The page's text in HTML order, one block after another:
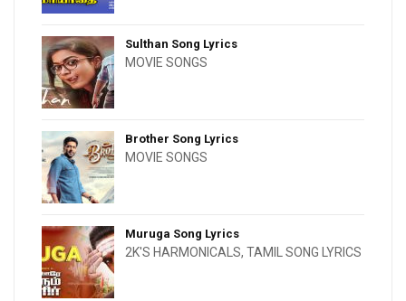
Sulthan Song Lyrics
MOVIE SONGS
Brother Song Lyrics
MOVIE SONGS
Muruga Song Lyrics
2K'S HARMONICALS, TAMIL SONG LYRICS